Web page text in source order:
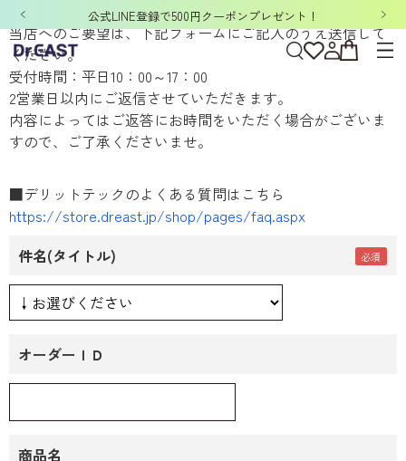
公式LINE登録で500円クーポンプレゼント！
お問い合わせ
当店へのご要望は、下記フォームにご記入のうえ送信して
ください。
受付時間：平日10：00～17：00
2営業日以内にご返信させていただきます。
内容によってはご返答にお時間をいただく場合がございま
すので、ご了承くださいませ。
■デリットテックのよくある質問はこちら
https://store.dreast.jp/shop/pages/faq.aspx
件名(タイトル)
オーダーＩＤ
商品名